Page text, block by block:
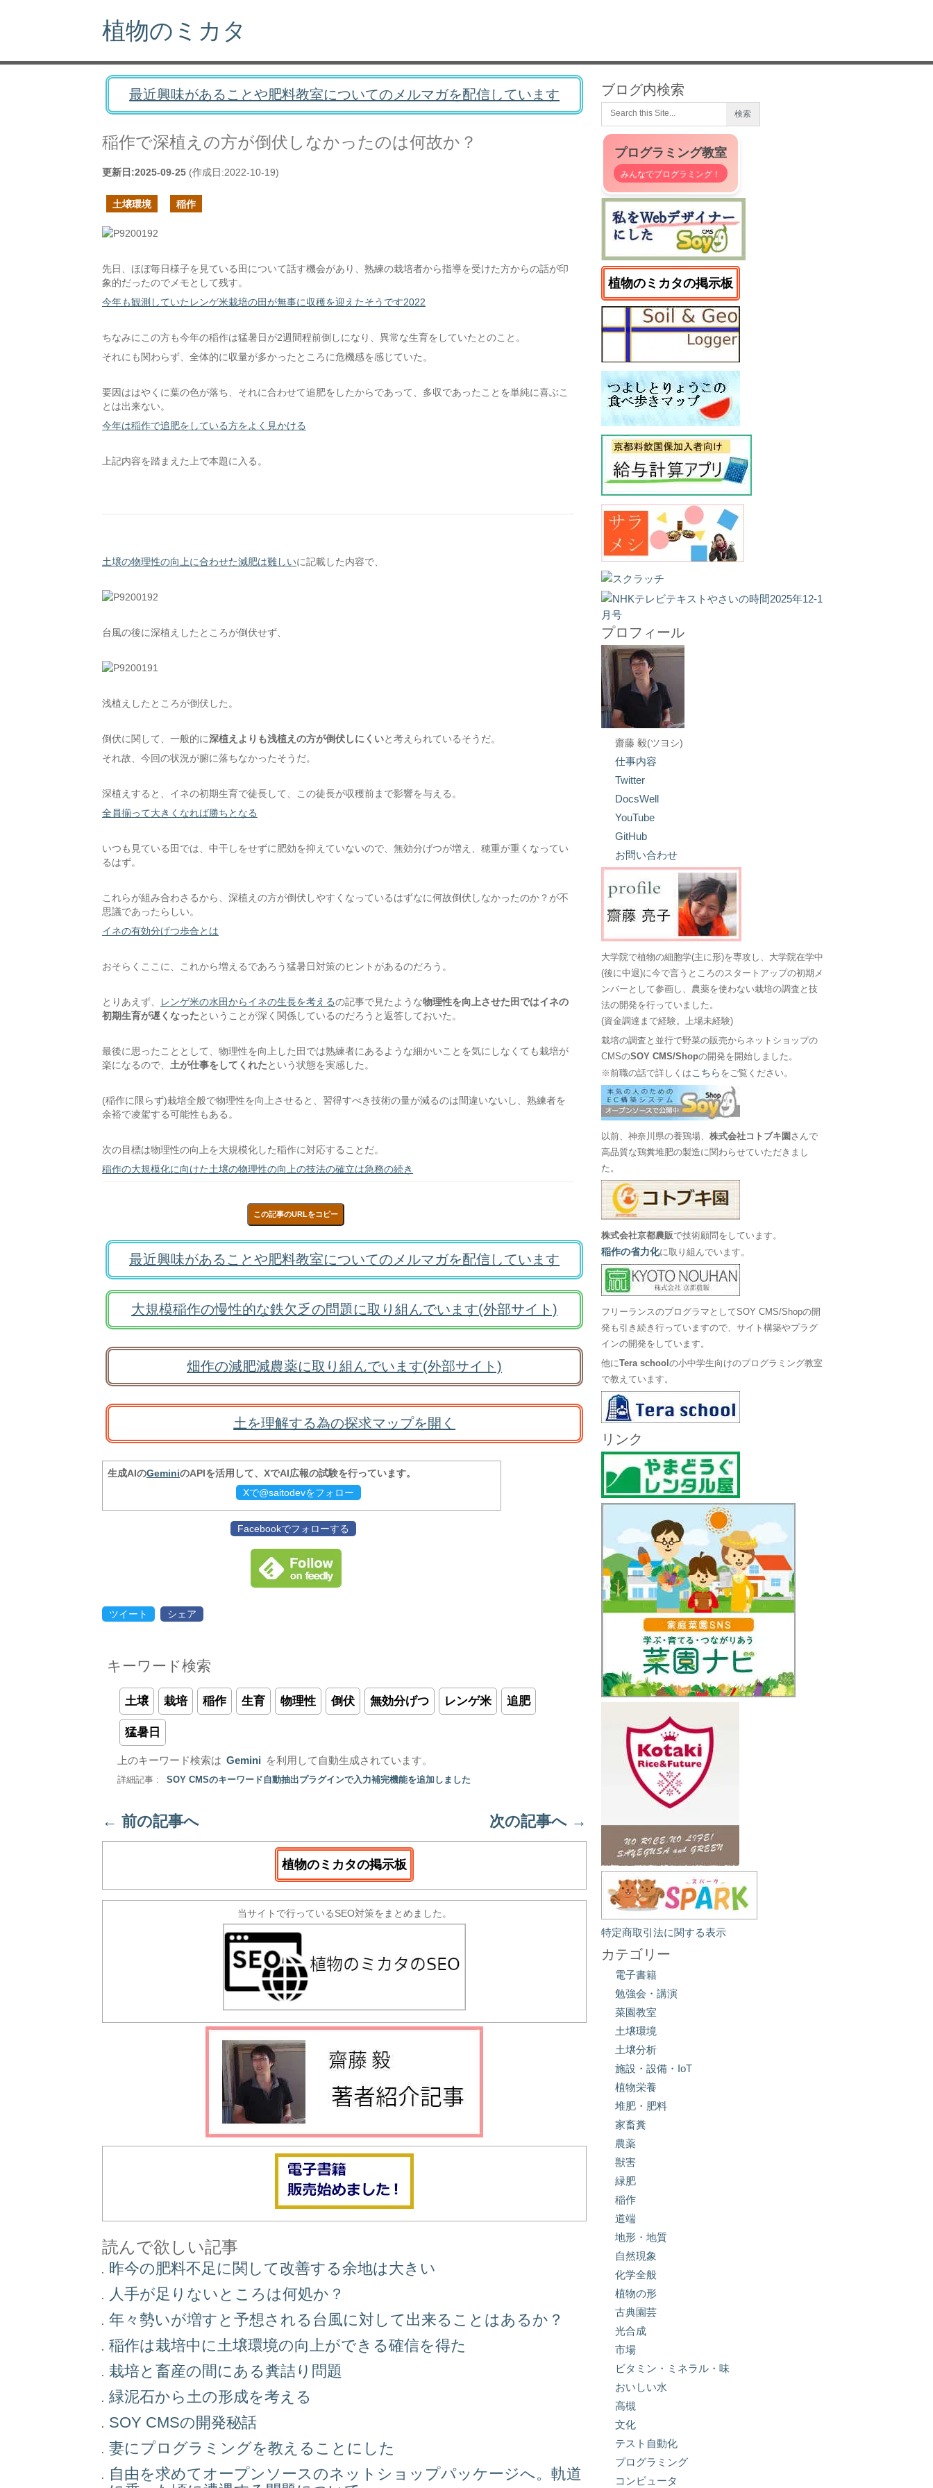
植物のミカタ
最近興味があることや肥料教室についてのメルマガを配信しています
稲作で深植えの方が倒伏しなかったのは何故か？
更新日:2025-09-25 (作成日:2022-10-19)
土壌環境 稲作
先日、ほぼ毎日様子を見ている田について話す機会があり、熟練の栽培者から指導を受けた方からの話が印
象的だったのでメモとして残す。
今年も観測していたレンゲ米栽培の田が無事に収穫を迎えたそうです2022
ちなみにこの方も今年の稲作は猛暑日が2週間程前倒しになり、異常な生育をしていたとのこと。
それにも関わらず、全体的に収量が多かったところに危機感を感じていた。
要因ははやくに葉の色が落ち、それに合わせて追肥をしたからであって、多収であったことを単純に喜ぶこ
とは出来ない。
今年は稲作で追肥をしている方をよく見かける
上記内容を踏まえた上で本題に入る。
土壌の物理性の向上に合わせた減肥は難しいに記載した内容で、
台風の後に深植えしたところが倒伏せず、
浅植えしたところが倒伏した。
倒伏に関して、一般的に深植えよりも浅植えの方が倒伏しにくいと考えられているそうだ。
それ故、今回の状況が腑に落ちなかったそうだ。
深植えすると、イネの初期生育で徒長して、この徒長が収穫前まで影響を与える。
全員揃って大きくなれば勝ちとなる
いつも見ている田では、中干しをせずに肥効を抑えていないので、無効分げつが増え、穂重が重くなってい
るはず。
これらが組み合わさるから、深植えの方が倒伏しやすくなっているはずなに何故倒伏しなかったのか？が不
思議であったらしい。
イネの有効分げつ歩合とは
おそらくここに、これから増えるであろう猛暑日対策のヒントがあるのだろう。
とりあえず、 レンゲ米の水田からイネの生長を考えるの記事で見たような物理性を向上させた田ではイネの
初期生育が遅くなったということが深く関係しているのだろうと返答しておいた。
最後に思ったこととして、物理性を向上した田では熟練者にあるような細かいことを気にしなくても栽培が
楽になるので、 土が仕事をしてくれたという状態を実感した。
(稲作に限らず)栽培全般で物理性を向上させると、習得すべき技術の量が減るのは間違いないし、熟練者を
余裕で凌駕する可能性もある。
次の目標は物理性の向上を大規模化した稲作に対応することだ。
稲作の大規模化に向けた土壌の物理性の向上の技法の確立は急務の続き
この記事のURLをコピー
最近興味があることや肥料教室についてのメルマガを配信しています
大規模稲作の慢性的な鉄欠乏の問題に取り組んでいます(外部サイト)
畑作の減肥減農薬に取り組んでいます(外部サイト)
土を理解する為の探求マップを開く
生成AIのGeminiのAPIを活用して、XでAI広報の試験を行っています。
Xで@saitodevをフォロー
Facebookでフォローする
ツイート シェア
キーワード検索
土壌 栽培 稲作 生育 物理性 倒伏 無効分げつ レンゲ米 追肥
猛暑日
上のキーワード検索は Gemini を利用して自動生成されています。
詳細記事 : SOY CMSのキーワード自動抽出プラグインで入力補完機能を追加しました
← 前の記事へ 次の記事へ →
植物のミカタの掲示板
当サイトで行っているSEO対策をまとめました。
読んで欲しい記事
昨今の肥料不足に関して改善する余地は大きい
人手が足りないところは何処か？
年々勢いが増すと予想される台風に対して出来ることはあるか？
稲作は栽培中に土壌環境の向上ができる確信を得た
栽培と畜産の間にある糞詰り問題
緑泥石から土の形成を考える
SOY CMSの開発秘話
妻にプログラミングを教えることにした
自由を求めてオープンソースのネットショップパッケージへ。軌道
ブログ内検索
プログラミング教室
みんなでプログラミング！
植物のミカタの掲示板
プロフィール
齋藤 毅(ツヨシ)
仕事内容
Twitter
DocsWell
YouTube
GitHub
お問い合わせ
大学院で植物の細胞学(主に形)を専攻し、大学院在学中
(後に中退)に今で言うところのスタートアップの初期メ
ンバーとして参画し、農薬を使わない栽培の調査と技
法の開発を行っていました。
(資金調達まで経験。上場未経験)
栽培の調査と並行で野菜の販売からネットショップの
CMSのSOY CMS/Shopの開発を開始しました。
※前職の話で詳しくは こちら をご覧ください。
以前、神奈川県の養鶏場、株式会社コトブキ園 さんで
高品質な鶏糞堆肥の製造に関わらせていただきまし
た。
株式会社京都農販で技術顧問をしています。
稲作の省力化に取り組んでいます。
フリーランスのプログラマとしてSOY CMS/Shopの開
発も引き続き行っていますので、サイト構築やプラグ
インの開発をしています。
他にTera schoolの小中学生向けのプログラミング教室
で教えています。
リンク
特定商取引法に関する表示
カテゴリー
電子書籍
勉強会・講演
菜園教室
土壌環境
土壌分析
施設・設備・IoT
植物栄養
堆肥・肥料
家畜糞
農薬
獣害
緑肥
稲作
道端
地形・地質
自然現象
化学全般
植物の形
古典園芸
光合成
市場
ビタミン・ミネラル・味
おいしい水
高槻
文化
テスト自動化
プログラミング
コンピュータ